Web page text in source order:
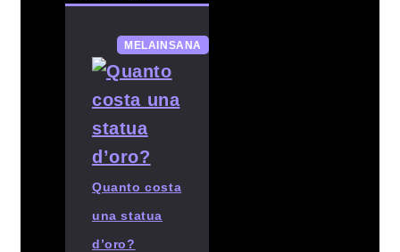
MELAINSANA
Quanto costa
una statua
d’oro?